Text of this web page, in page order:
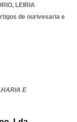
, LEIRIA
de ourivesaria e
E